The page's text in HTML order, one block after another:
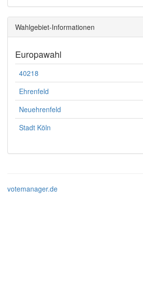
Wahlgebiet-Informationen
Europawahl
40218
Ehrenfeld
Neuehrenfeld
Stadt Köln
votemanager.de